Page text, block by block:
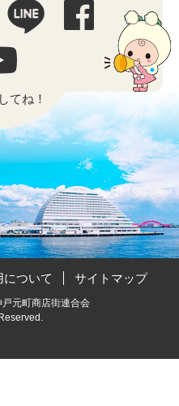
てね！
ついて サイトマップ
元町商店街連合会